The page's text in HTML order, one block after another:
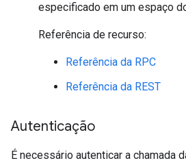
especificado em um espaço
Referência de recurso:
Referência da RPC
Referência da REST
Autenticação
É necessário autenticar a chamada